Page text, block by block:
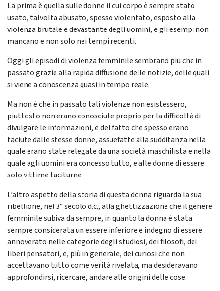
La prima è quella sulle donne il cui corpo è sempre stato
usato, talvolta abusato, spesso violentato, esposto alla
violenza brutale e devastante degli uomini, e gli esempi non
mancano e non solo nei tempi recenti.
Oggi gli episodi di violenza femminile sembrano più che in
passato grazie alla rapida diffusione delle notizie, delle quali
si viene a conoscenza quasi in tempo reale.
Ma non è che in passato tali violenze non esistessero,
piuttosto non erano conosciute proprio per la difficoltà di
divulgare le informazioni, e del fatto che spesso erano
taciute dalle stesse donne, assuefatte alla sudditanza nella
quale erano state relegate da una società maschilista e nella
quale agli uomini era concesso tutto, e alle donne di essere
solo vittime taciturne.
L’altro aspetto della storia di questa donna riguarda la sua
ribellione, nel 3° secolo d.c., alla ghettizzazione che il genere
femminile subiva da sempre, in quanto la donna è stata
sempre considerata un essere inferiore e indegno di essere
annoverato nelle categorie degli studiosi, dei filosofi, dei
liberi pensatori, e, più in generale, dei curiosi che non
accettavano tutto come verità rivelata, ma desideravano
approfondirsi, ricercare, andare alle origini delle cose.